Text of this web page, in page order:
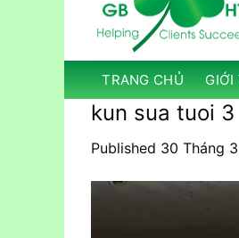
TRANG CHỦ GIỚI
kun sua tuoi 3
Published 30 Tháng